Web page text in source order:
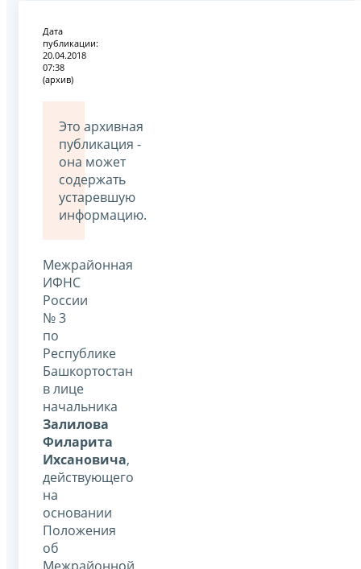
Дата
публикации:
20.04.2018
07:38
(архив)
Это архивная
публикация -
она может
содержать
устаревшую
информацию.
Межрайонная
ИФНС
России
№ 3
по
Республике
Башкортостан
в лице
начальника
Залилова
Филарита
Ихсановича,
действующего
на
основании
Положения
об